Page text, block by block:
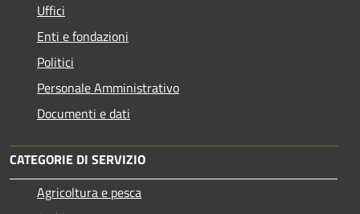
Uffici
Enti e fondazioni
Politici
Personale Amministrativo
Documenti e dati
CATEGORIE DI SERVIZIO
Agricoltura e pesca